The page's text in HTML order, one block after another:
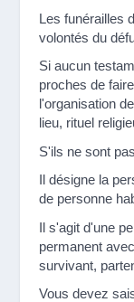
Les funérailles
volontés du
Si aucun
proches de
l'organisation
lieu, rituel
S'ils ne sont
Il désigne la
de personne
Il s'agit d'une
permanent
survivant,
Vous devez